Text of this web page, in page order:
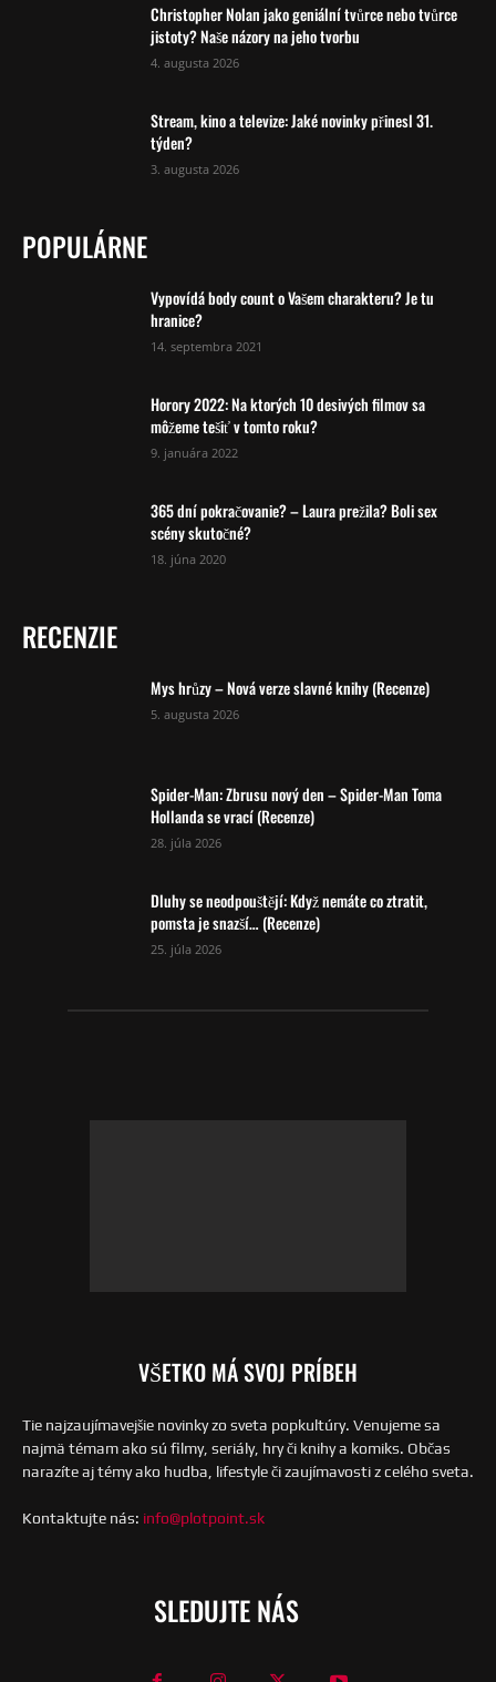
Christopher Nolan jako geniální tvůrce nebo tvůrce
jistoty? Naše názory na jeho tvorbu
4. augusta 2026
Stream, kino a televize: Jaké novinky přinesl 31.
týden?
3. augusta 2026
POPULÁRNE
Vypovídá body count o Vašem charakteru? Je tu
hranice?
14. septembra 2021
Horory 2022: Na ktorých 10 desivých filmov sa
môžeme tešiť v tomto roku?
9. januára 2022
365 dní pokračovanie? – Laura prežila? Boli sex
scény skutočné?
18. júna 2020
RECENZIE
Mys hrůzy – Nová verze slavné knihy (Recenze)
5. augusta 2026
Spider-Man: Zbrusu nový den – Spider-Man Toma
Hollanda se vrací (Recenze)
28. júla 2026
Dluhy se neodpouštějí: Když nemáte co ztratit,
pomsta je snazší… (Recenze)
25. júla 2026
VŠETKO MÁ SVOJ PRÍBEH
Tie najzaujímavejšie novinky zo sveta popkultúry. Venujeme sa
najmä témam ako sú filmy, seriály, hry či knihy a komiks. Občas
narazíte aj témy ako hudba, lifestyle či zaujímavosti z celého sveta.
Kontaktujte nás: info@plotpoint.sk
SLEDUJTE NÁS